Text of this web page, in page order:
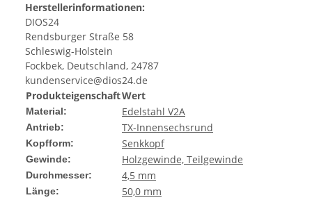
Herstellerinformationen:
DIOS24
Rendsburger Straße 58
Schleswig-Holstein
Fockbek, Deutschland, 24787
kundenservice@dios24.de
ProdukteigenschaftWert
Material: Edelstahl V2A
Antrieb: TX-Innensechsrund
Kopfform: Senkkopf
Gewinde: Holzgewinde, Teilgewinde
Durchmesser: 4,5 mm
Länge: 50,0 mm